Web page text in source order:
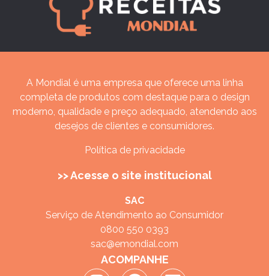
A Mondial é uma empresa que oferece uma linha
completa de produtos com destaque para o design
moderno, qualidade e preço adequado, atendendo aos
desejos de clientes e consumidores.
Política de privacidade
>> Acesse o site institucional
SAC
Serviço de Atendimento ao Consumidor
0800 550 0393
sac@emondial.com
ACOMPANHE